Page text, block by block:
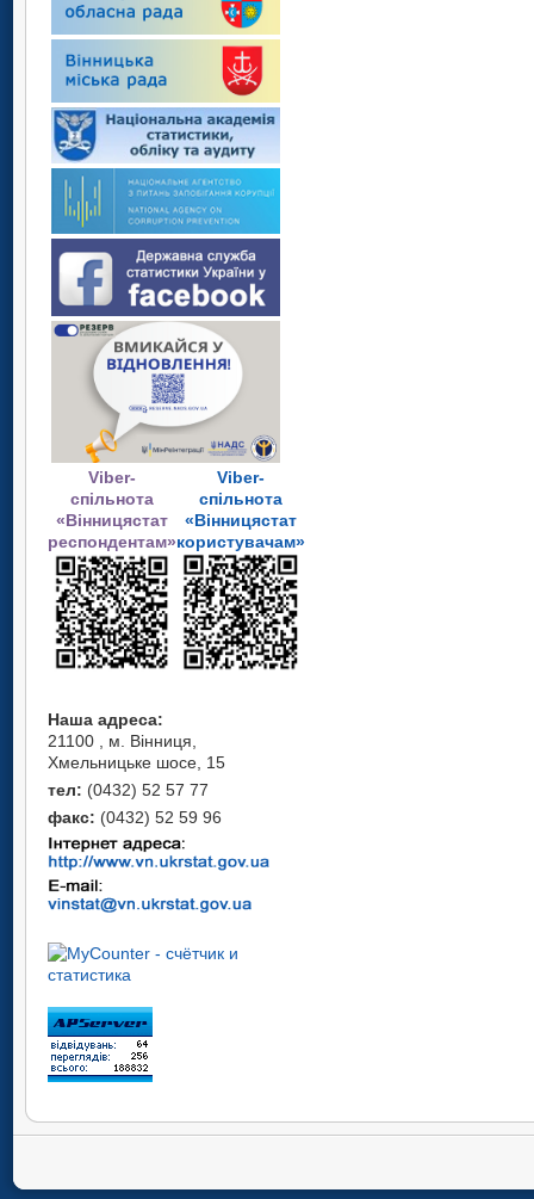
Viber-
спільнота
«Вінницястат
респондентам»
Viber-
спільнота
«Вінницястат
користувачам»
Наша адреса:
21100 , м. Вінниця,
Хмельницьке шосе, 15
тел: (0432) 52 57 77
факс: (0432) 52 59 96